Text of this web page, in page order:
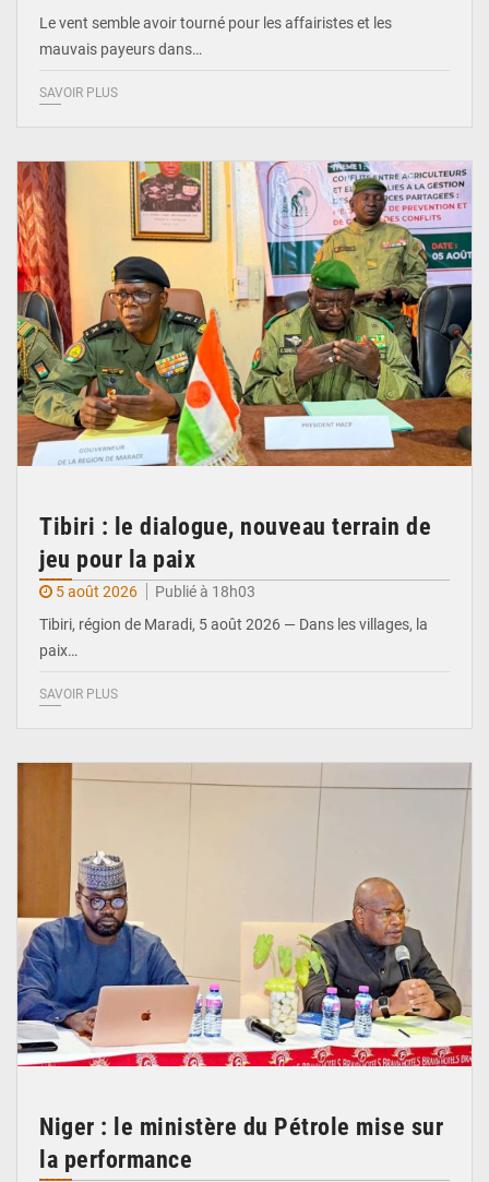
Le vent semble avoir tourné pour les affairistes et les
mauvais payeurs dans…
SAVOIR PLUS
Tibiri : le dialogue, nouveau terrain de
jeu pour la paix
5 août 2026
Publié à 18h03
Tibiri, région de Maradi, 5 août 2026 — Dans les villages, la
paix…
SAVOIR PLUS
Niger : le ministère du Pétrole mise sur
la performance